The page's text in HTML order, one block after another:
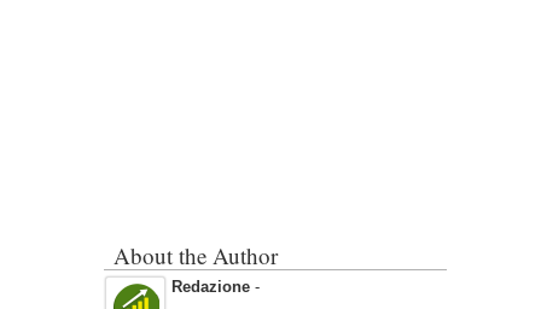
About the Author
Redazione -